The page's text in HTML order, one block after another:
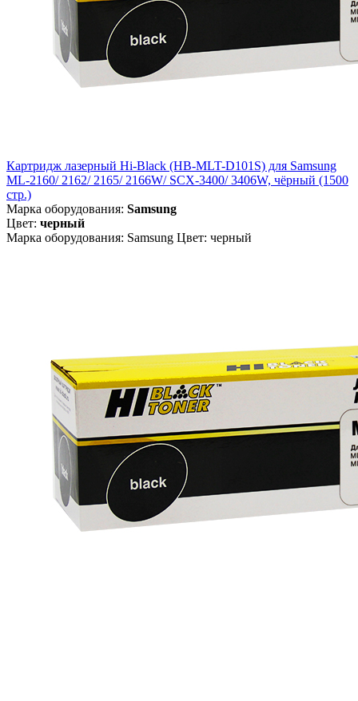
Картридж лазерный Hi-Black (HB-MLT-D101S) для Samsung
ML-2160/ 2162/ 2165/ 2166W/ SCX-3400/ 3406W, чёрный (1500
стр.)
Марка оборудования: Samsung
Цвет: черный
Марка оборудования: Samsung Цвет: черный